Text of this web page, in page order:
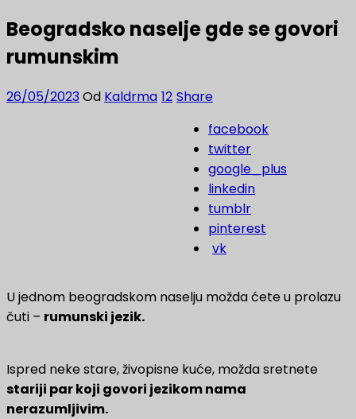
Beogradsko naselje gde se govori
rumunskim
26/05/2023 Od Kaldrma 12 Share
facebook
twitter
google_plus
linkedin
tumblr
pinterest
vk
U jednom beogradskom naselju možda ćete u prolazu
čuti – rumunski jezik.
Ispred neke stare, živopisne kuće, možda sretnete
stariji par koji govori jezikom nama
nerazumljivim.